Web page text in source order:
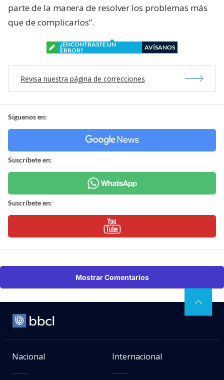
parte de la manera de resolver los problemas más
que de complicarlos”.
¿ENCONTRASTE UN
ERROR?
AVÍSANOS
Revisa nuestra página de correcciones
Síguenos en:
Suscríbete en:
Suscríbete en:
Mostrar Comentarios
Nacional Internacional